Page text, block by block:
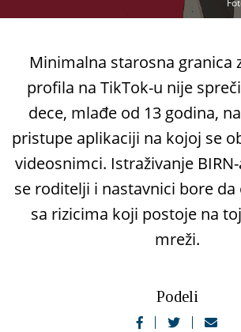
Minimalna starosna granica
profila na TikTok-u nije
dece, mlađe od 13 godina,
pristupe aplikaciji na kojoj se
videosnimci. Istraživanje
se roditelji i nastavnici bore
sa rizicima koji postoje na
mreži.
Podeli